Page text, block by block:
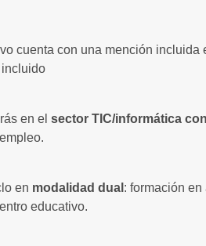
cuenta con una mención incluida
incluido
en el sector TIC/informática
en modalidad dual : formación
educativo.